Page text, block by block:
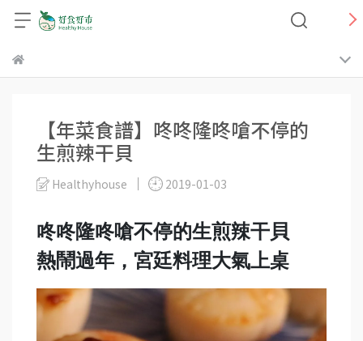
【年菜食譜】咚咚隆咚嗆不停的
生煎辣干貝
Healthyhouse 2019-01-03
咚咚隆咚嗆不停的生煎辣干貝
熱鬧過年，宮廷料理大氣上桌